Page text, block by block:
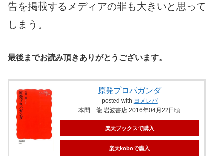
告を掲載するメディアの罪も大きいと思って
しまう。
最後までお読み頂きありがとうございます。
原発プロパガンダ
posted with ヨメレバ
本間 龍 岩波書店 2016年04月22日頃
楽天ブックスで購入
楽天koboで購入